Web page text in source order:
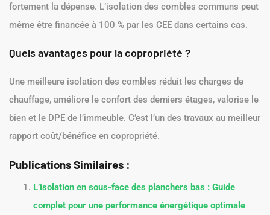
fortement la dépense. L’isolation des combles communs peut
même être financée à 100 % par les CEE dans certains cas.
Quels avantages pour la copropriété ?
Une meilleure isolation des combles réduit les charges de
chauffage, améliore le confort des derniers étages, valorise le
bien et le DPE de l’immeuble. C’est l’un des travaux au meilleur
rapport coût/bénéfice en copropriété.
Publications Similaires :
L’isolation en sous-face des planchers bas : Guide
complet pour une performance énergétique optimale